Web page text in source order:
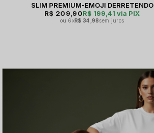
SLIM PREMIUM-EMOJI DERRETENDO
R$ 199,41 via PIX
R$ 209,90
6xR$ 34,98sem juros